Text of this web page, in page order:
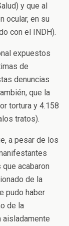
y que al
ocular, en su
con el INDH).
expuestos
de
denuncias
que la
tortura y 4.158
tratos).
a pesar de los
acabaron
de la
pudo haber
de la